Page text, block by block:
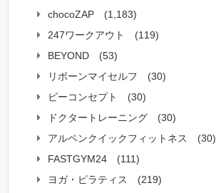
chocoZAP
(1,183)
247ワークアウト
(119)
BEYOND
(53)
リボーンマイセルフ
(30)
ビーコンセプト
(30)
ドクタートレーニング
(30)
アルペンクイックフィットネス
(30)
FASTGYM24
(111)
ヨガ・ピラティス
(219)